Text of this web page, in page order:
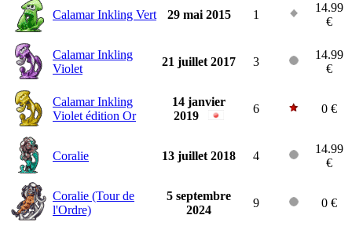
Calamar Inkling Vert 29 mai 2015 1
14.99
€
Calamar Inkling
Violet
21 juillet 2017 3
14.99
€
Calamar Inkling
Violet édition Or
14 janvier
2019
6 0 €
Coralie 13 juillet 2018 4
14.99
€
Coralie (Tour de
l'Ordre)
5 septembre
2024
9 0 €